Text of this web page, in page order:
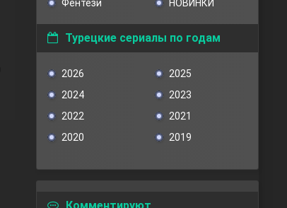
Фентези
НОВИНКИ
Турецкие сериалы по годам
2026
2025
2024
2023
2022
2021
2020
2019